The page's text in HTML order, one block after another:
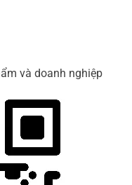
và doanh nghiệp